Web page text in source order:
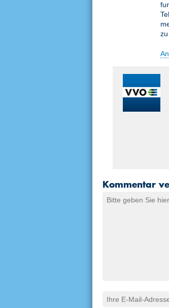
Kommentar